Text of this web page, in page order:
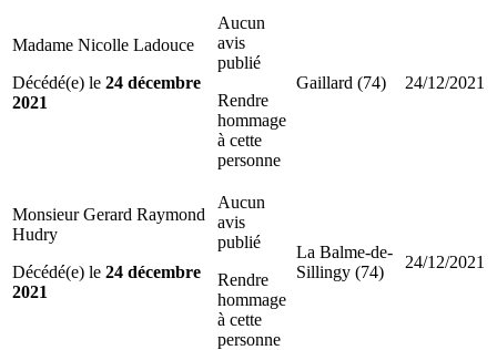
Madame Nicolle Ladouce
Décédé(e) le 24 décembre
2021
Aucun
avis
publié
Rendre
hommage
à cette
personne
Gaillard (74) 24/12/2021
Monsieur Gerard Raymond
Hudry
Décédé(e) le 24 décembre
2021
Aucun
avis
publié
Rendre
hommage
à cette
personne
La Balme-de-
Sillingy (74)
24/12/2021